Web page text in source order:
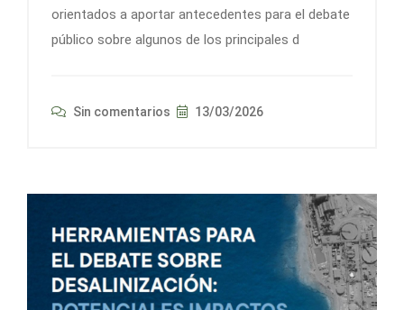
orientados a aportar antecedentes para el debate
público sobre algunos de los principales d
Sin comentarios 13/03/2026